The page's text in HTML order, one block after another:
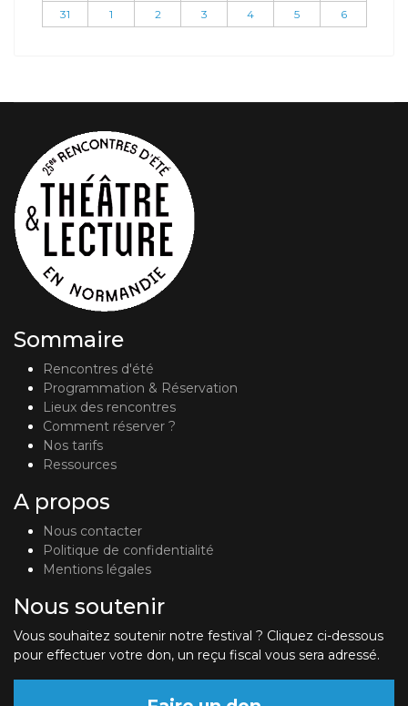
31
1 2 3 4 5 6
Sommaire
Rencontres d'été
Programmation & Réservation
Lieux des rencontres
Comment réserver ?
Nos tarifs
Ressources
A propos
Nous contacter
Politique de confidentialité
Mentions légales
Nous soutenir
Vous souhaitez soutenir notre festival ? Cliquez ci-dessous
pour effectuer votre don, un reçu fiscal vous sera adressé.